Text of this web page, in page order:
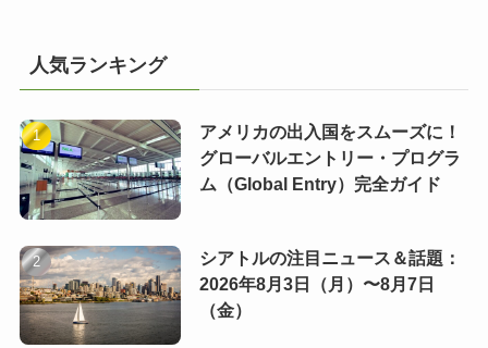
人気ランキング
アメリカの出入国をスムーズに！
グローバルエントリー・プログラ
ム（Global Entry）完全ガイド
シアトルの注目ニュース＆話題：
2026年8月3日（月）〜8月7日
（金）